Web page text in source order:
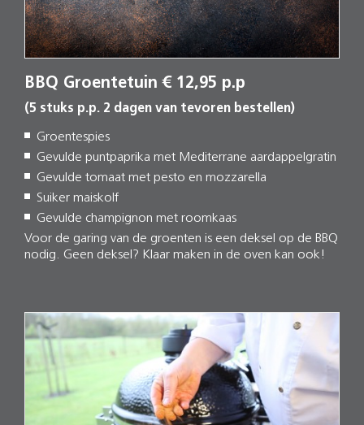
BBQ Groentetuin € 12,95 p.p
(5 stuks p.p. 2 dagen van tevoren bestellen)
Groentespies
Gevulde puntpaprika met Mediterrane aardappelgratin
Gevulde tomaat met pesto en mozzarella
Suiker maiskolf
Gevulde champignon met roomkaas
Voor de garing van de groenten is een deksel op de BBQ
nodig. Geen deksel? Klaar maken in de oven kan ook!